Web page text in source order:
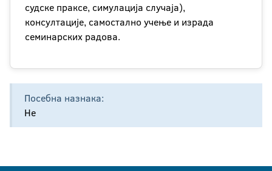
судске праксе, симулација случаја),
консултације, самостално учење и израда
семинарских радова.
Посебна назнака:
Не